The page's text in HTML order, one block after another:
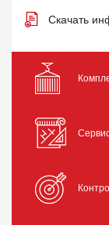
Скачать